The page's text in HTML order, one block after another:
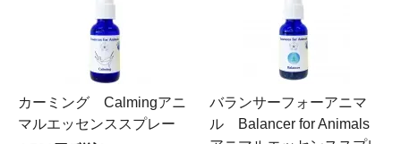
カーミング Calmingアニ
マルエッセンススプレー
バランサーフォーアニマ
ル Balancer for Animals